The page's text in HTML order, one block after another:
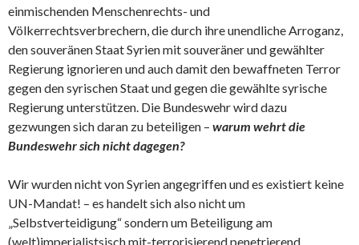
einmischenden Menschenrechts- und
Völkerrechtsverbrechern, die durch ihre unendliche Arroganz,
den souveränen Staat Syrien mit souveräner und gewählter
Regierung ignorieren und auch damit den bewaffneten Terror
gegen den syrischen Staat und gegen die gewählte syrische
Regierung unterstützen. Die Bundeswehr wird dazu
gezwungen sich daran zu beteiligen – warum wehrt die
Bundeswehr sich nicht dagegen?
Wir wurden nicht von Syrien angegriffen und es existiert keine
UN-Mandat! – es handelt sich also nicht um
„Selbstverteidigung“ sondern um Beteiligung am
(welt)imperialistsisch mit-terrorisierend penetrierend